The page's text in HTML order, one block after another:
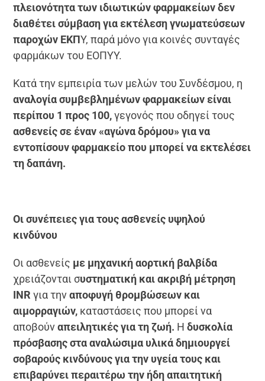
πλειονότητα των ιδιωτικών φαρμακείων δεν
διαθέτει σύμβαση για εκτέλεση γνωματεύσεων
παροχών ΕΚΠΥ, παρά μόνο για κοινές συνταγές
φαρμάκων του ΕΟΠΥΥ.
Κατά την εμπειρία των μελών του Συνδέσμου, η
αναλογία συμβεβλημένων φαρμακείων είναι
περίπου 1 προς 100,γεγονός που οδηγεί τους
ασθενείς σε έναν «αγώνα δρόμου» για να
εντοπίσουν φαρμακείο που μπορεί να εκτελέσει
τη δαπάνη.
Οι συνέπειες για τους ασθενείς υψηλού
κινδύνου
Οι ασθενείς με μηχανική αορτική βαλβίδα
χρειάζονται συστηματική και ακριβή μέτρηση
INR για τηναποφυγή θρομβώσεων και
αιμορραγιών, καταστάσεις που μπορεί να
αποβούναπειλητικές για τη ζωή. Ηδυσκολία
πρόσβασης στα αναλώσιμα υλικά δημιουργεί
σοβαρούς κινδύνους για την υγεία τους και
επιβαρύνει περαιτέρω την ήδη απαιτητική